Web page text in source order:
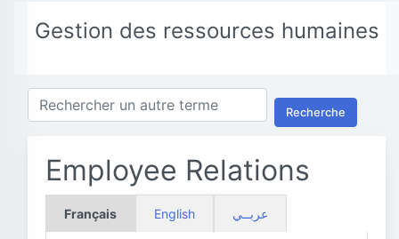
Gestion des ressources humaines
Recherche
Employee Relations
Français English عربــي